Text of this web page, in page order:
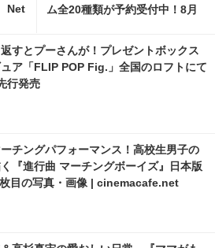
Net
ム全20種類が予約受付中！8月
像 | cinemacafe.net
すとプーさんが！プレゼントボックス
ア「FLIP POP Fig.」全国のロフトにて
行発売
チングパフォーマンス！高校生男子の
『進行曲 マーチングボーイズ』日本版
目の写真・画像 | cinemacafe.net